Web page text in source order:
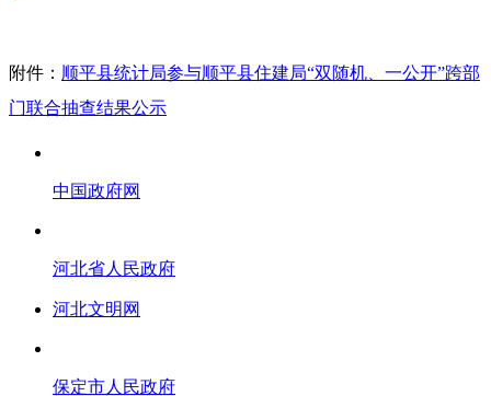
附件： 顺平县统计局参与顺平县住建局“双随机、一公开”跨部
门联合抽查结果公示
中国政府网
河北省人民政府
河北文明网
保定市人民政府